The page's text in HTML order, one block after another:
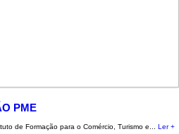
PME
de Formação para o Comércio, Turismo e... Ler +